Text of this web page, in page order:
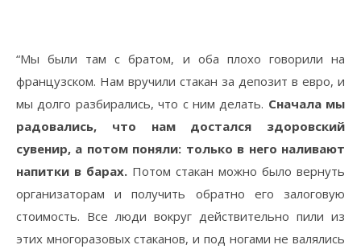
“Мы были там с братом, и оба плохо говорили на
французском. Нам вручили стакан за депозит в евро, и
мы долго разбирались, что с ним делать. Сначала мы
радовались, что нам достался здоровский
сувенир, а потом поняли: только в него наливают
напитки в барах. Потом стакан можно было вернуть
организаторам и получить обратно его залоговую
стоимость. Все люди вокруг действительно пили из
этих многоразовых стаканов, и под ногами не валялись